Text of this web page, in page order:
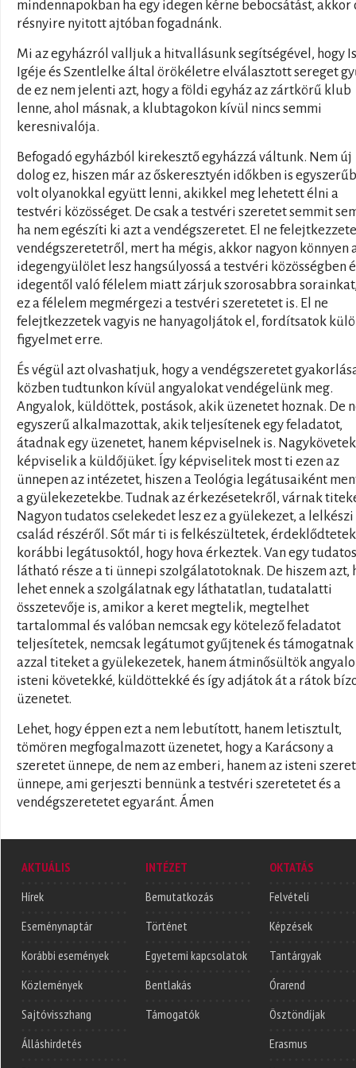
mindennapokban ha egy idegen kérne bebocsátást, akkor
résnyire nyitott ajtóban fogadnánk.
Mi az egyházról valljuk a hitvallásunk segítségével, hogy
Igéje és Szentlelke által örökéletre elválasztott sereget
de ez nem jelenti azt, hogy a földi egyház az zártkörű klub
lenne, ahol másnak, a klubtagokon kívül nincs semmi
keresnivalója.
Befogadó egyházból kirekesztő egyházzá váltunk. Nem új
dolog ez, hiszen már az őskeresztyén időkben is
volt olyanokkal együtt lenni, akikkel meg lehetett élni a
testvéri közösséget. De csak a testvéri szeretet semmit
ha nem egészíti ki azt a vendégszeretet. El ne
vendégszeretetről, mert ha mégis, akkor nagyon könnyen
idegengyülölet lesz hangsúlyossá a testvéri közösségben
idegentől való félelem miatt zárjuk szorosabbra
ez a félelem megmérgezi a testvéri szeretetet is. El ne
felejtkezzetek vagyis ne hanyagoljátok el, fordítsatok
figyelmet erre.
És végül azt olvashatjuk, hogy a vendégszeretet
közben tudtunkon kívül angyalokat vendégelünk meg.
Angyalok, küldöttek, postások, akik üzenetet hoznak. De
egyszerű alkalmazottak, akik teljesítenek egy feladatot,
átadnak egy üzenetet, hanem képviselnek is.
képviselik a küldőjüket. Így képviselitek most ti ezen az
ünnepen az intézetet, hiszen a Teológia legátusaiként
a gyülekezetekbe. Tudnak az érkezésetekről, várnak
Nagyon tudatos cselekedet lesz ez a gyülekezet, a lelkészi
család részéről. Sőt már ti is felkészültetek,
korábbi legátusoktól, hogy hova érkeztek. Van egy
látható része a ti ünnepi szolgálatotoknak. De hiszem azt,
lehet ennek a szolgálatnak egy láthatatlan, tudatalatti
összetevője is, amikor a keret megtelik, megtelhet
tartalommal és valóban nemcsak egy kötelező feladatot
teljesítetek, nemcsak legátumot gyűjtenek és támogatnak
azzal titeket a gyülekezetek, hanem átminősültök
isteni követekké, küldöttekké és így adjátok át a rátok
üzenetet.
Lehet, hogy éppen ezt a nem lebutított, hanem letisztult,
tömören megfogalmazott üzenetet, hogy a Karácsony a
szeretet ünnepe, de nem az emberi, hanem az isteni
ünnepe, ami gerjeszti bennünk a testvéri szeretetet és a
vendégszeretetet egyaránt. Ámen
AKTUÁLIS
Hírek
Eseménynaptár
Korábbi események
Közlemények
Sajtóvisszhang
Álláshirdetés
INTÉZET
Bemutatkozás
Történet
Egyetemi kapcsolatok
Bentlakás
Támogatók
OKTATÁS
Felvételi
Képzések
Tantárgyak
Órarend
Ösztöndíjak
Erasmus